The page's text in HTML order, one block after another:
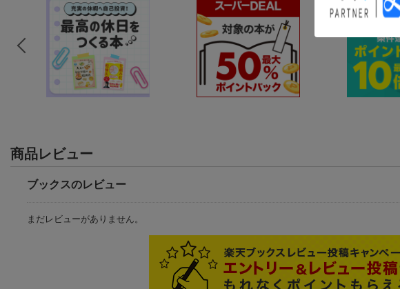
商品レビュー
ブックスのレビュー
まだレビューがありません。